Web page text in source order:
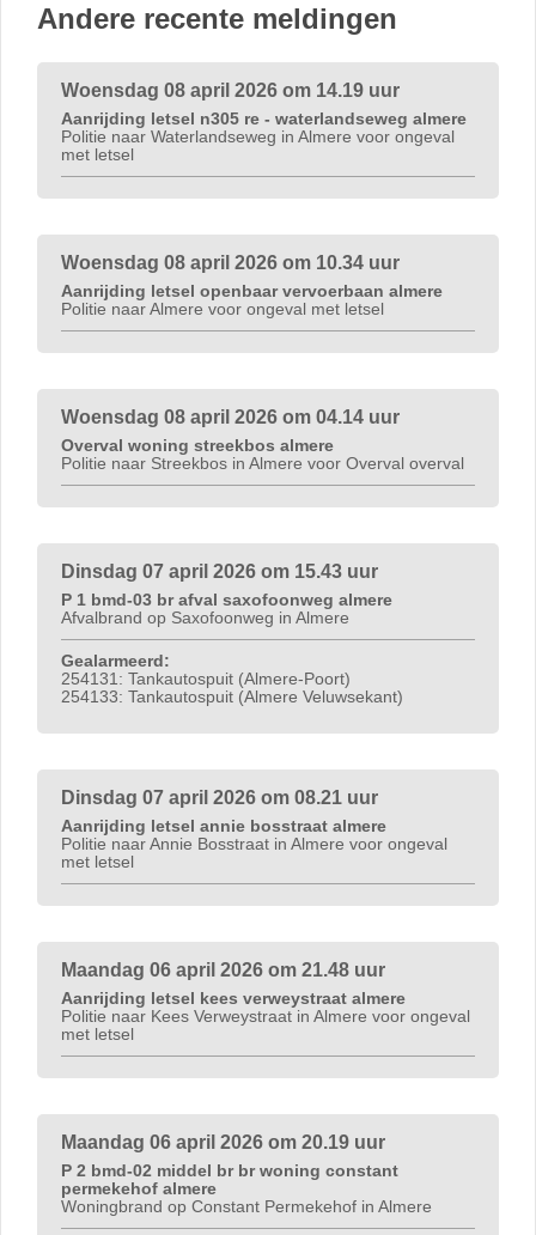
Andere recente meldingen
Woensdag 08 april 2026 om 14.19 uur
Aanrijding letsel n305 re - waterlandseweg almere
Politie naar Waterlandseweg in Almere voor ongeval
met letsel
Woensdag 08 april 2026 om 10.34 uur
Aanrijding letsel openbaar vervoerbaan almere
Politie naar Almere voor ongeval met letsel
Woensdag 08 april 2026 om 04.14 uur
Overval woning streekbos almere
Politie naar Streekbos in Almere voor Overval overval
Dinsdag 07 april 2026 om 15.43 uur
P 1 bmd-03 br afval saxofoonweg almere
Afvalbrand op Saxofoonweg in Almere
Gealarmeerd:
254131: Tankautospuit (Almere-Poort)
254133: Tankautospuit (Almere Veluwsekant)
Dinsdag 07 april 2026 om 08.21 uur
Aanrijding letsel annie bosstraat almere
Politie naar Annie Bosstraat in Almere voor ongeval
met letsel
Maandag 06 april 2026 om 21.48 uur
Aanrijding letsel kees verweystraat almere
Politie naar Kees Verweystraat in Almere voor ongeval
met letsel
Maandag 06 april 2026 om 20.19 uur
P 2 bmd-02 middel br br woning constant
permekehof almere
Woningbrand op Constant Permekehof in Almere